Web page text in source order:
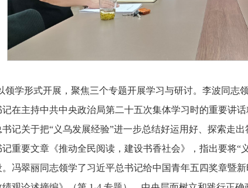
领学形式开展，聚焦三个专题开展学习与研讨。李波同志
在主持中共中央政治局第二十五次集体学习时的重要讲
记关于把“义乌发展经验”进一步总结好运用好、探索走
重要文章《推动全民阅读，建设书香社会》，指出要将
冯翠丽同志领学了习近平总书记给中国青年五四奖章暨